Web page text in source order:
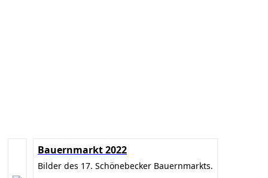
Bauernmarkt 2022
Bilder des 17. Schönebecker Bauernmarkts.